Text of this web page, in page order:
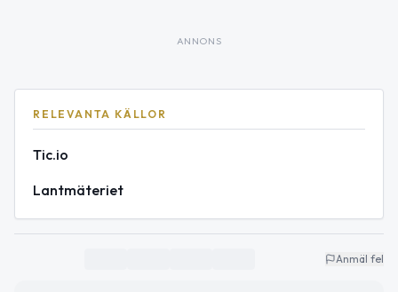
ANNONS
RELEVANTA KÄLLOR
Tic.io
Lantmäteriet
Anmäl fel